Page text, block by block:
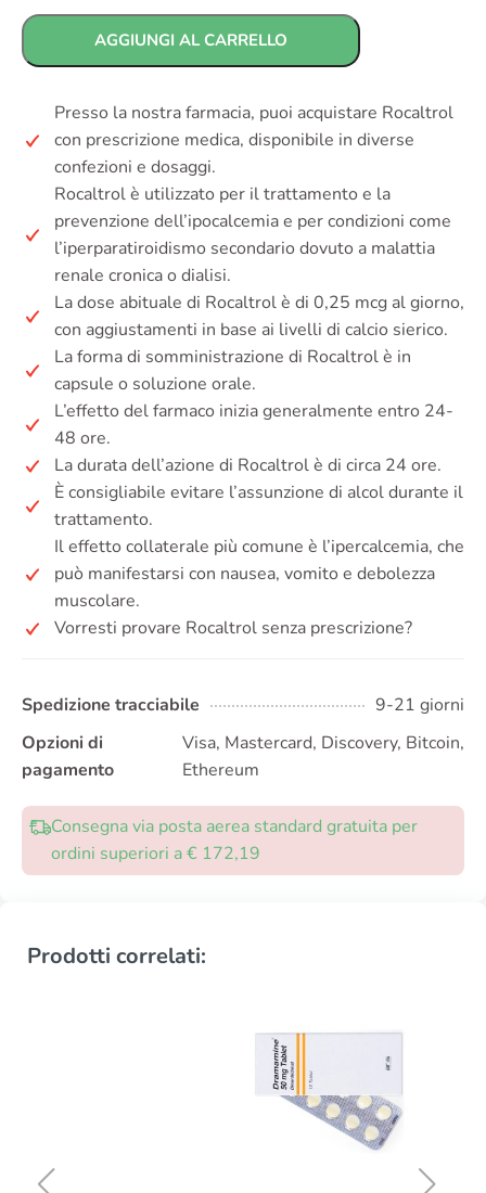
AGGIUNGI AL CARRELLO
Presso la nostra farmacia, puoi acquistare Rocaltrol
con prescrizione medica, disponibile in diverse
confezioni e dosaggi.
Rocaltrol è utilizzato per il trattamento e la
prevenzione dell’ipocalcemia e per condizioni come
l’iperparatiroidismo secondario dovuto a malattia
renale cronica o dialisi.
La dose abituale di Rocaltrol è di 0,25 mcg al giorno,
con aggiustamenti in base ai livelli di calcio sierico.
La forma di somministrazione di Rocaltrol è in
capsule o soluzione orale.
L’effetto del farmaco inizia generalmente entro 24-
48 ore.
La durata dell’azione di Rocaltrol è di circa 24 ore.
È consigliabile evitare l’assunzione di alcol durante il
trattamento.
Il effetto collaterale più comune è l’ipercalcemia, che
può manifestarsi con nausea, vomito e debolezza
muscolare.
Vorresti provare Rocaltrol senza prescrizione?
Spedizione tracciabile
9-21 giorni
Opzioni di
pagamento
Visa, Mastercard, Discovery, Bitcoin,
Ethereum
Consegna via posta aerea standard gratuita per
ordini superiori a € 172,19
Prodotti correlati: